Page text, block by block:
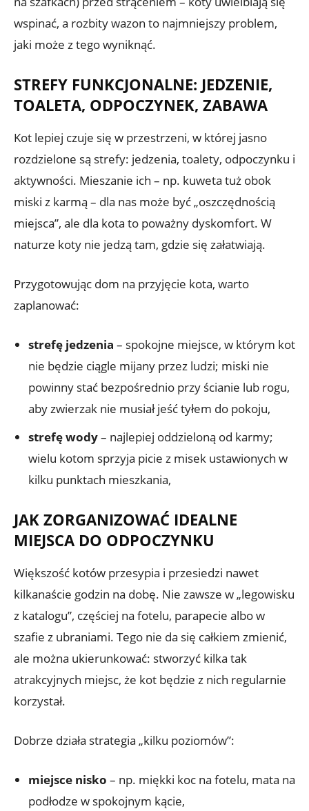
wspinać, a rozbity wazon to najmniejszy problem,
jaki może z tego wyniknąć.
STREFY FUNKCJONALNE: JEDZENIE,
TOALETA, ODPOCZYNEK, ZABAWA
Kot lepiej czuje się w przestrzeni, w której jasno
rozdzielone są strefy: jedzenia, toalety, odpoczynku i
aktywności. Mieszanie ich – np. kuweta tuż obok
miski z karmą – dla nas może być „oszczędnością
miejsca”, ale dla kota to poważny dyskomfort. W
naturze koty nie jedzą tam, gdzie się załatwiają.
Przygotowując dom na przyjęcie kota, warto
zaplanować:
strefę jedzenia – spokojne miejsce, w którym kot
nie będzie ciągle mijany przez ludzi; miski nie
powinny stać bezpośrednio przy ścianie lub rogu,
aby zwierzak nie musiał jeść tyłem do pokoju,
strefę wody– najlepiej oddzieloną od karmy;
wielu kotom sprzyja picie z misek ustawionych w
kilku punktach mieszkania,
JAK ZORGANIZOWAĆ IDEALNE
MIEJSCA DO ODPOCZYNKU
Większość kotów przesypia i przesiedzi nawet
kilkanaście godzin na dobę. Nie zawsze w „legowisku
z katalogu”, częściej na fotelu, parapecie albo w
szafie z ubraniami. Tego nie da się całkiem zmienić,
ale można ukierunkować: stworzyć kilka tak
atrakcyjnych miejsc, że kot będzie z nich regularnie
korzystał.
Dobrze działa strategia „kilku poziomów”:
miejsce nisko – np. miękki koc na fotelu, mata na
podłodze w spokojnym kącie,